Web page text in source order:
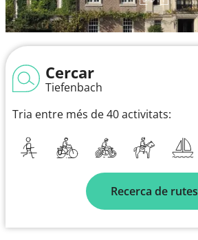
Cercar
Tiefenbach
Tria entre més de 40 activitats:
Recerca de rutes